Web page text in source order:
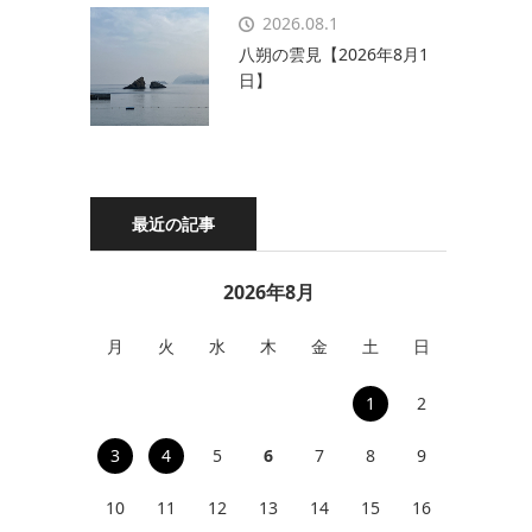
2026.08.1
八朔の雲見【2026年8月1
日】
最近の記事
2026年8月
月 火 水 木 金 土 日
1 2
3 4 5 6 7 8 9
10 11 12 13 14 15 16